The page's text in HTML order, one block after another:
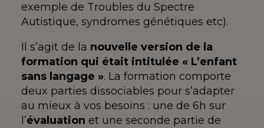
exemple de Troubles du Spectre
Autistique, syndromes génétiques etc).
Il s’agit de la nouvelle version de la
formation qui était intitulée « L’enfant
sans langage ». La formation comporte
deux parties dissociables pour s’adapter
au mieux à vos besoins : une de 6h sur
l’évaluation et une seconde partie de